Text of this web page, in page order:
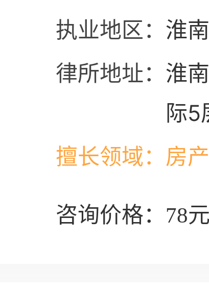
执业地区： 淮
律所地址： 淮
际5
擅长领域： 房
咨询价格：78